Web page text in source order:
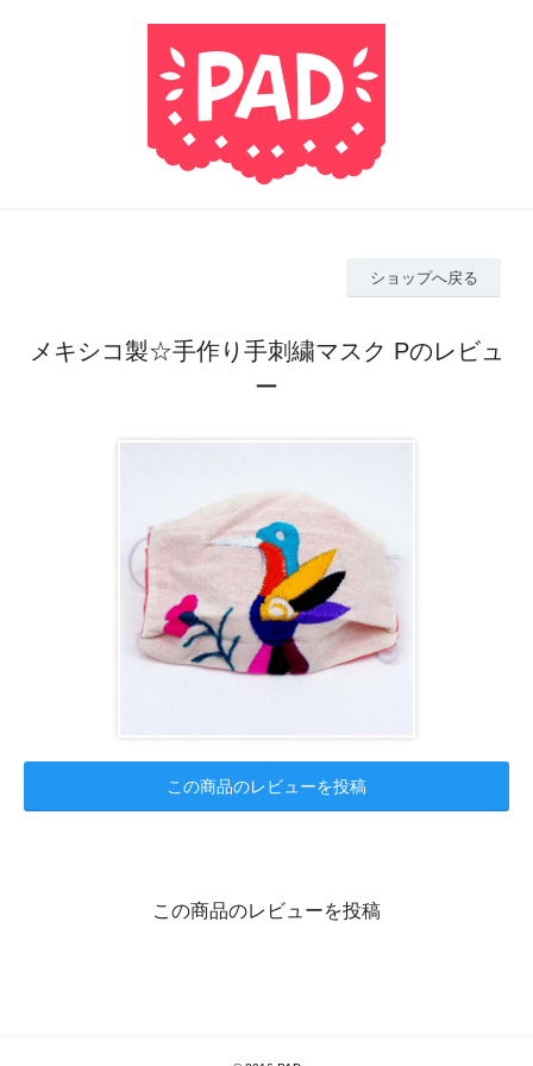
ショップへ戻る
メキシコ製☆手作り手刺繍マスク Pのレビュ
ー
この商品のレビューを投稿
この商品のレビューを投稿